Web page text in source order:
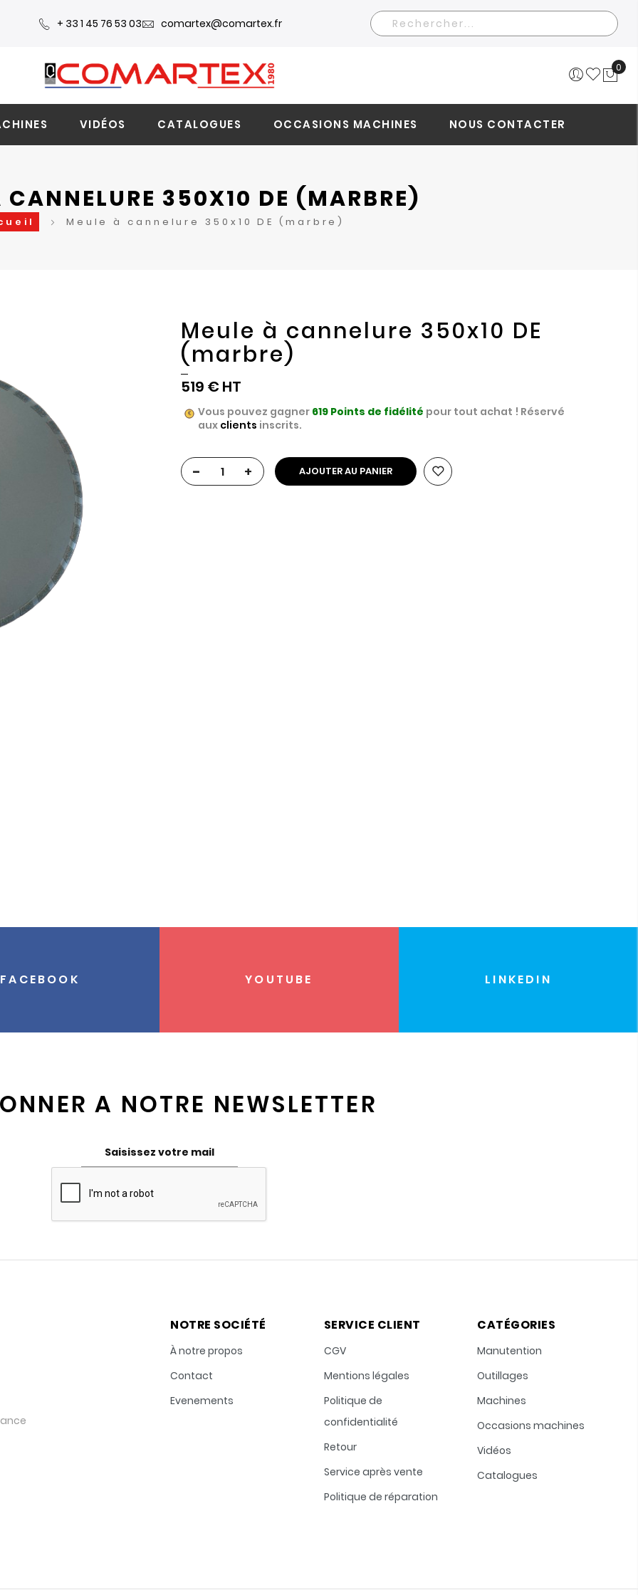
+ 33 1 45 76 53 03 comartex@comartex.fr
Rechercher
0
VIDÉOS CATALOGUES OCCASIONS MACHINES NOUS CONTACTER
CANNELURE 350X10 DE (MARBRE)
Meule à cannelure 350x10 DE (marbre)
Meule à cannelure 350x10 DE
(marbre)
519 €
Vous pouvez gagner 619 Points de fidélité pour tout achat ! Réservé
aux clients inscrits.
- + AJOUTER AU PANIER
FACEBOOK YOUTUBE LINKEDIN
A NOTRE NEWSLETTER
NOTRE SOCIÉTÉ
À notre propos
Contact
Evenements
SERVICE CLIENT
CGV
Mentions légales
Politique de
confidentialité
Retour
Service après vente
Politique de réparation
CATÉGORIES
Manutention
Outillages
Machines
Occasions machines
Vidéos
Catalogues